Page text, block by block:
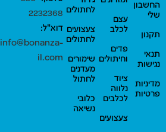
החשבון
שלי
תקנון
תנאי
נגישות
מדיניות
פרטיות
עצם
לכלב
פדים
וחיתולים
ציוד
נלווה
לכלבים
צעצועים
לחתולים
צעצועים
לחתולים
שימורים
מעדנים
לחתול
כלובי
נשיאה
2232368
דוא"ל:
info@bonanza-
il.com